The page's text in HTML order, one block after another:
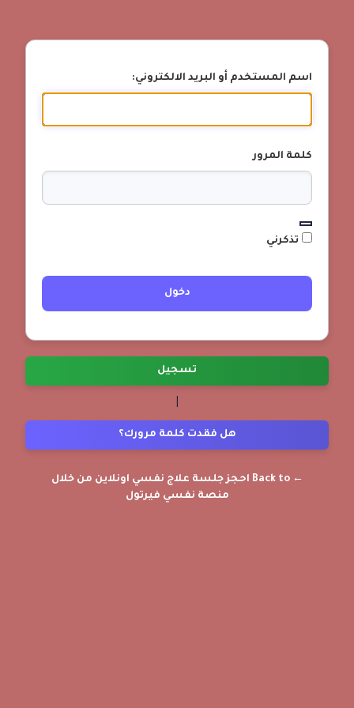
اسم المستخدم أو البريد الالكتروني:
كلمة المرور
تذكرني
تسجيل
هل فقدت كلمة مرورك؟
← Back to احجز جلسة علاج نفسي اونلاين من خلال
منصة نفسي فيرتول